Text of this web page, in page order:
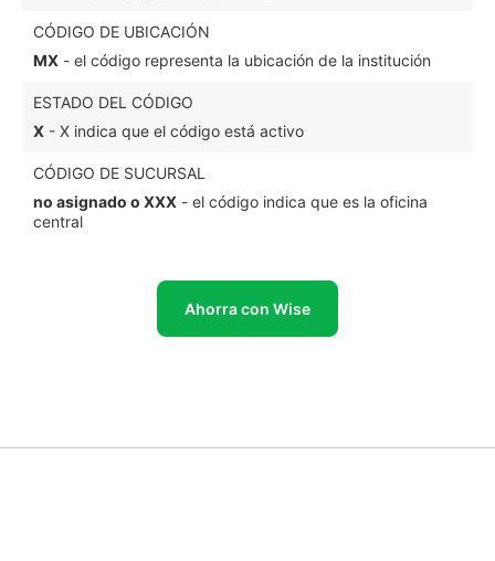
CÓDIGO DE UBICACIÓN
MX - el código representa la ubicación de la institución
ESTADO DEL CÓDIGO
X - X indica que el código está activo
CÓDIGO DE SUCURSAL
no asignado o XXX - el código indica que es la oficina
central
Ahorra con Wise